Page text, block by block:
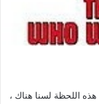
هذه اللحظة لسنا هناك ،